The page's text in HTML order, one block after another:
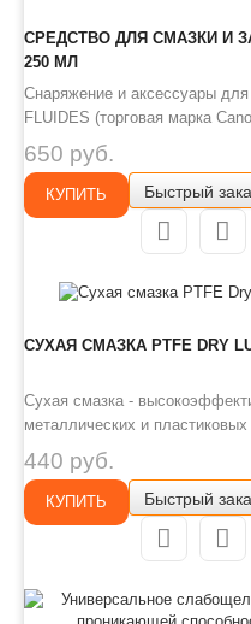
СРЕДСТВО ДЛЯ СМАЗКИ И
250 МЛ
Снаряжение и аксессуары
FLUIDES (торговая марка
смазки и защиты оружия.
холодного воронения.
обеспечивает уход и защиту
650 руб.
КУПИТЬ Быстрый
СУХАЯ СМАЗКА PTFE DRY
Сухая смазка -
металлических и
механизмов: оружейные
рыболовные катушки и др. На
- политетрафторэтилена
любую..
440 руб.
КУПИТЬ Быстрый